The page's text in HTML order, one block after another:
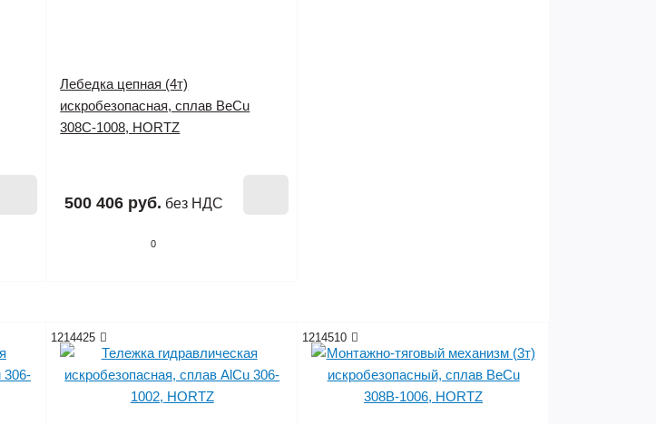
0
Лебедка цепная (4т)
искробезопасная, сплав BeCu
308C-1008, HORTZ
500 406 руб. без НДС
1214425 1214510